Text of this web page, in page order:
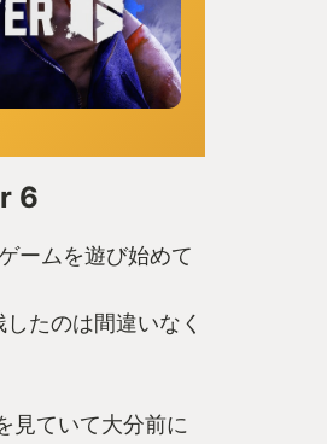
6
ームを遊び始めて
たのは間違いなく
見ていて大分前に